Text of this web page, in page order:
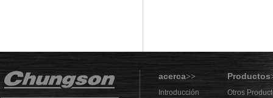
acerca>> Productos
Introducción
Otros